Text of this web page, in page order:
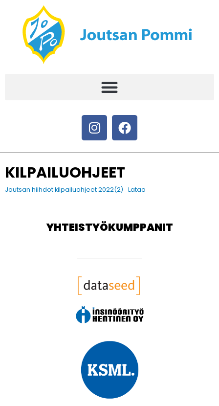
KILPAILUOHJEET
Joutsan hiihdot kilpailuohjeet 2022(2) Lataa
YHTEISTYÖKUMPPANIT